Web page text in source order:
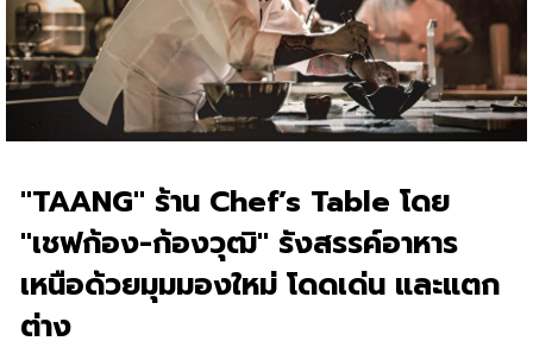
"TAANG" ร้าน Chef’s Table โดย
"เชฟก้อง-ก้องวุฒิ" รังสรรค์อาหาร
เหนือด้วยมุมมองใหม่ โดดเด่น และแตก
ต่าง